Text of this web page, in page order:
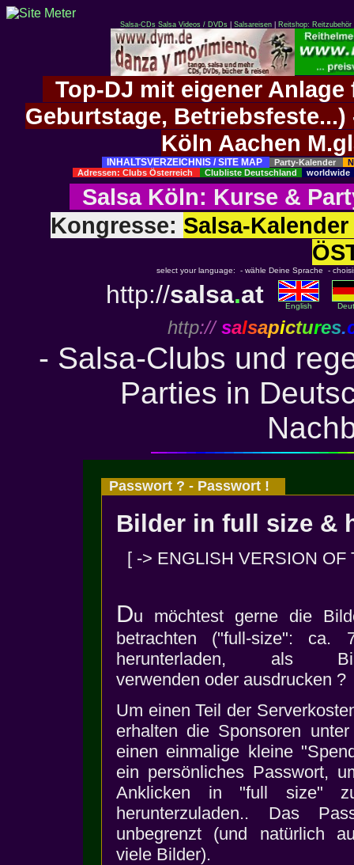
Salsa-CDs Salsa Videos / DVDs| Salsareisen| Reitshop:
Top-DJ mit eigener
Geburtstage,
Köln Aachen
INHALTSVERZEICHNIS / SITE MAP Party-Kalender
Adressen: Clubs Österreich
Clubliste Deutschland worldwide
Salsa Köln: Kurse &
Kongresse: Salsa-
select your language: - wähle Deine Sprache -
http://salsa.at English
http:// salsapictures.
- Salsa-Clubs und
Parties in
Passwort ? - Passwort !
Bilder in full size &
[ -> ENGLISH VERSION
Du möchtest gerne die
betrachten ("full-size":
herunterladen, als
verwenden oder ausdrucken ?
Um einen Teil der
erhalten die Sponsoren
einen einmalige kleine
ein persönliches Passwort,
Anklicken in "full size"
herunterzuladen.. Das
unbegrenzt (und natürlich
viele Bilder).